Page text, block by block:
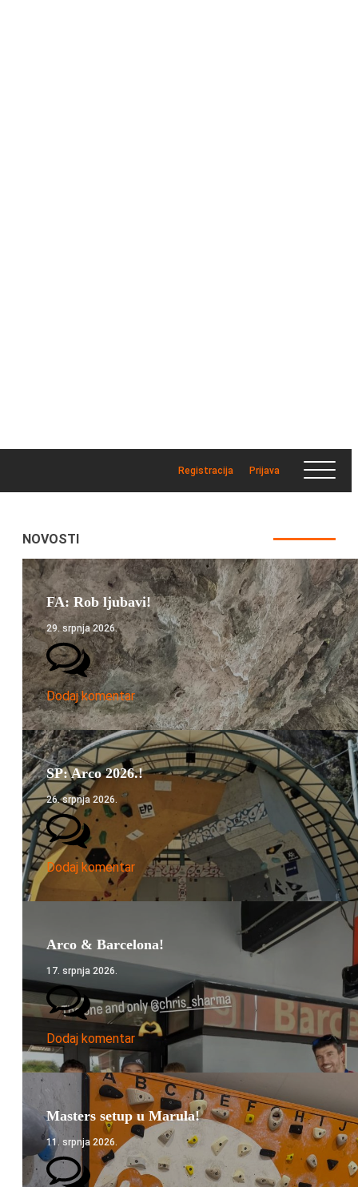
Registracija Prijava
NOVOSTI
FA: Rob ljubavi!
29. srpnja 2026.
Dodaj komentar
SP: Arco 2026.!
26. srpnja 2026.
Dodaj komentar
Arco & Barcelona!
17. srpnja 2026.
Dodaj komentar
Masters setup u Marula!
11. srpnja 2026.